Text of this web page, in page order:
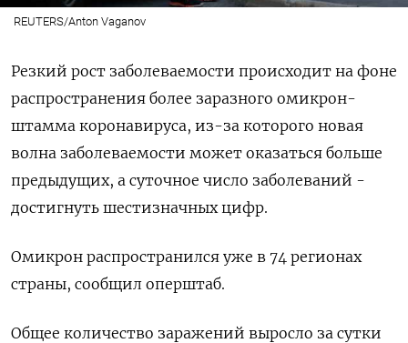
REUTERS/Anton Vaganov
Резкий рост заболеваемости происходит на фоне
распространения более заразного омикрон-
штамма коронавируса, из-за которого новая
волна заболеваемости может оказаться больше
предыдущих, а суточное число заболеваний -
достигнуть шестизначных цифр.
Омикрон распространился уже в 74 регионах
страны, сообщил оперштаб.
Общее количество заражений выросло за сутки